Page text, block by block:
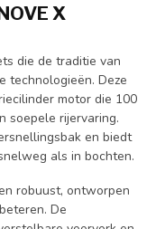
X
die de traditie van
technologieën. Deze
motor die 100
soepele rijervaring.
en biedt
als in bochten.
robuust, ontworpen
De